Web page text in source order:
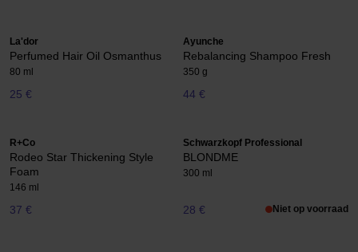
La'dor
Perfumed Hair Oil Osmanthus
80 ml
25 €
Ayunche
Rebalancing Shampoo Fresh
350 g
44 €
R+Co
Rodeo Star Thickening Style
Foam
146 ml
37 €
Schwarzkopf Professional
BLONDME
300 ml
28 € Niet op voorraad